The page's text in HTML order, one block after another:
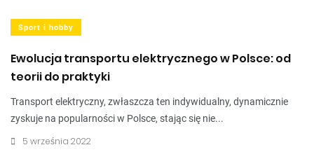
Sport i hobby
Ewolucja transportu elektrycznego w Polsce: od
teorii do praktyki
Transport elektryczny, zwłaszcza ten indywidualny, dynamicznie
zyskuje na popularności w Polsce, stając się nie...
5 września 2022